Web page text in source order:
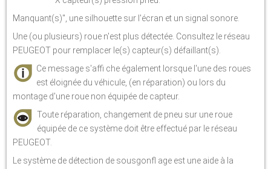
Manquant(s)", une silhouette sur l'écran et un signal sonore.
Une (ou plusieurs) roue n'est plus détectée. Consultez le réseau
PEUGEOT pour remplacer le(s) capteur(s) défaillant(s).
Ce message s'affi che également lorsque l'une des roues
est éloignée du véhicule, (en réparation) ou lors du
montage d'une roue non équipée de capteur.
Toute réparation, changement de pneu sur une roue
équipée de ce système doit être effectué par le réseau
PEUGEOT.
Le système de détection de sousgonfl age est une aide à la